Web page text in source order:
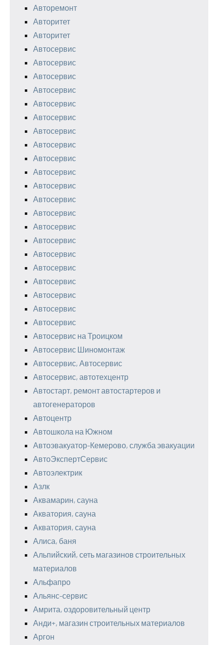
Авторемонт
Авторитет
Авторитет
Автосервис
Автосервис
Автосервис
Автосервис
Автосервис
Автосервис
Автосервис
Автосервис
Автосервис
Автосервис
Автосервис
Автосервис
Автосервис
Автосервис
Автосервис
Автосервис
Автосервис
Автосервис
Автосервис
Автосервис
Автосервис
Автосервис на Троицком
Автосервис Шиномонтаж
Автосервис, Автосервис
Автосервис, автотехцентр
Автостарт, ремонт автостартеров и
автогенераторов
Автоцентр
Автошкола на Южном
Автоэвакуатор-Кемерово, служба эвакуации
АвтоЭкспертСервис
Автоэлектрик
Азлк
Аквамарин, сауна
Акватория, сауна
Акватория, сауна
Алиса, баня
Альпийский, сеть магазинов строительных
материалов
Альфапро
Альянс-сервис
Амрита, оздоровительный центр
Анди+, магазин строительных материалов
Аргон